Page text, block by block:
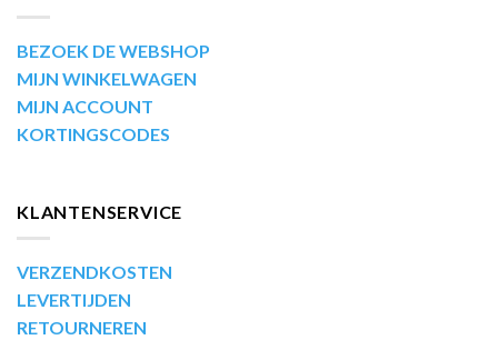
BEZOEK DE WEBSHOP
MIJN WINKELWAGEN
MIJN ACCOUNT
KORTINGSCODES
KLANTENSERVICE
VERZENDKOSTEN
LEVERTIJDEN
RETOURNEREN